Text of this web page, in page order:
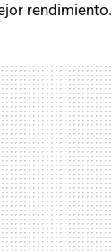
rendimiento.